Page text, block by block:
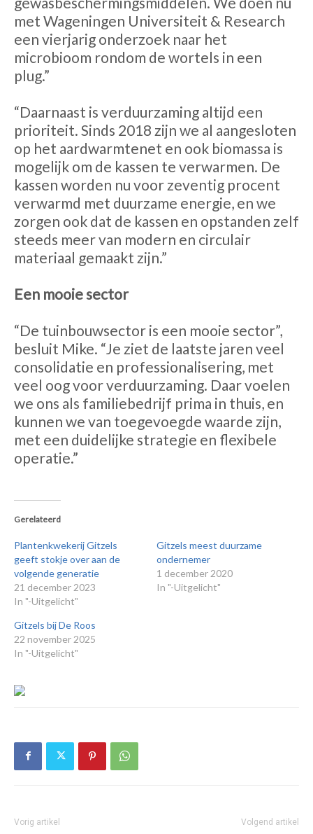
met Wageningen Universiteit & Research
een vierjarig onderzoek naar het
microbioom rondom de wortels in een
plug.”
“Daarnaast is verduurzaming altijd een
prioriteit. Sinds 2018 zijn we al aangesloten
op het aardwarmtenet en ook biomassa is
mogelijk om de kassen te verwarmen. De
kassen worden nu voor zeventig procent
verwarmd met duurzame energie, en we
zorgen ook dat de kassen en opstanden zelf
steeds meer van modern en circulair
materiaal gemaakt zijn.”
Een mooie sector
“De tuinbouwsector is een mooie sector”,
besluit Mike. “Je ziet de laatste jaren veel
consolidatie en professionalisering, met
veel oog voor verduurzaming. Daar voelen
we ons als familiebedrijf prima in thuis, en
kunnen we van toegevoegde waarde zijn,
met een duidelijke strategie en flexibele
operatie.”
Gerelateerd
Plantenkwekerij Gitzels
geeft stokje over aan de
volgende generatie
21 december 2023
In "-Uitgelicht"
Gitzels meest duurzame
ondernemer
1 december 2020
In "-Uitgelicht"
Gitzels bij De Roos
22 november 2025
In "-Uitgelicht"
Vorig artikel Volgend artikel